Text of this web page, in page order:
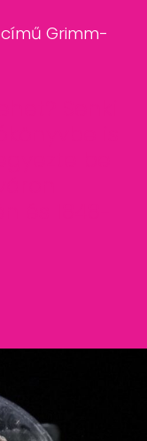
című Grimm-